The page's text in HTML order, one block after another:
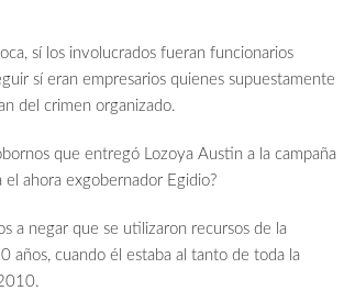
sí los involucrados fueran funcionarios
sí eran empresarios quienes supuestamente
del crimen organizado.
que entregó Lozoya Austin a la campaña
ahora exgobernador Egidio?
negar que se utilizaron recursos de la
años, cuando él estaba al tanto de toda la